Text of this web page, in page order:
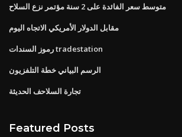
متوسط ​​سعر الفائدة على 2 سنة مؤتمر نزع السلاح
مقابل الدولار الأمريكي الاتجاه اليوم
رموز السندات tradestation
الرسم البياني خطة التلفزيون
تجارة السلاحف الحديثة
Featured Posts